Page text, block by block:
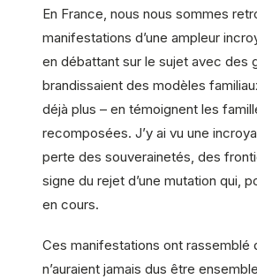
En France, nous nous sommes
manifestations d’une ampleur
en débattant sur le sujet avec des
brandissaient des modèles
déjà plus – en témoignent les
recomposées. J’y ai vu une
perte des souverainetés, des
signe du rejet d’une mutation qui,
en cours.
Ces manifestations ont rassemblé
n’auraient jamais dus être